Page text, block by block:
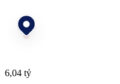
6,04 tỷ